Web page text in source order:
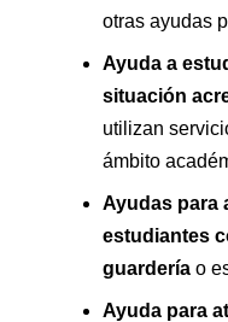
otras ayudas
Ayuda a
situación
utilizan
ámbito
Ayudas para
estudiantes
guardería o
Ayuda para